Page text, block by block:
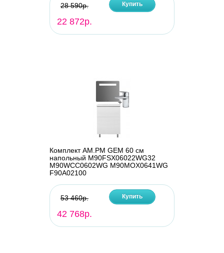
28 590р.
22 872р.
Купить
Комплект AM.PM GEM 60 см
напольный M90FSX06022WG32
M90WCC0602WG M90MOX0641WG
F90A02100
53 460р.
42 768р.
Купить